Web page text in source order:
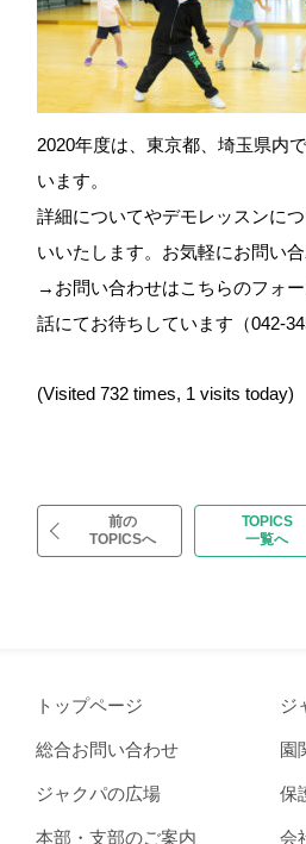
2020年度は、東京都、埼玉県内
います。
詳細についてやデモレッスンに
いいたします。お気軽にお問い
→ お問い合わせはこちらのフォ
話にてお待ちしています（042-
(Visited 732 times, 1 visits today)
前の
TOPICSへ
TOPICS
一覧へ
トップページ
総合お問い合わせ
ジャクパの広場
本部・支部のご案内
ジ
園
保
会